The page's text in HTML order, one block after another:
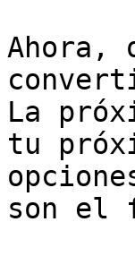
Ahora,
La
tu
son el